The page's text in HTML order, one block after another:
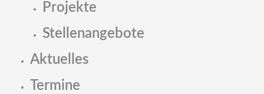
Projekte
Stellenangebote
Aktuelles
Termine